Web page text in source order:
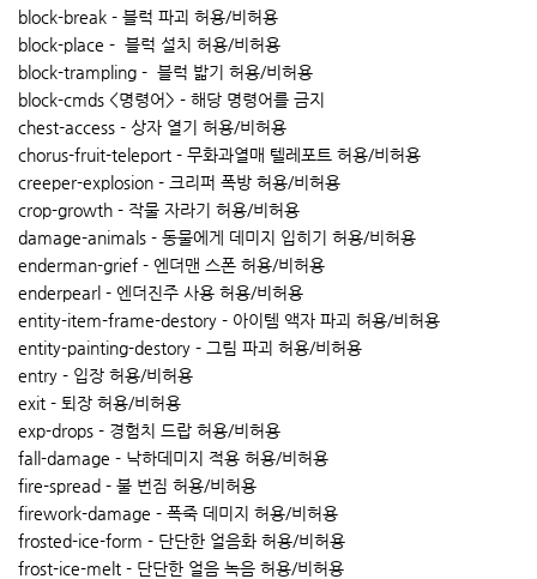
block-break - 블럭 파괴 허용/비허용
block-place - 블럭 설치 허용/비허용
block-trampling - 블럭 밟기 허용/비허용
block-cmds <명령어> - 해당 명령어를 금지
chest-access - 상자 열기 허용/비허용
chorus-fruit-teleport - 무화과열매 텔레포트 허용/비허용
creeper-explosion - 크리퍼 폭방 허용/비허용
crop-growth - 작물 자라기 허용/비허용
damage-animals - 동물에게 데미지 입히기 허용/비허용
enderman-grief - 엔더맨 스폰 허용/비허용
enderpearl - 엔더진주 사용 허용/비허용
entity-item-frame-destory - 아이템 액자 파괴 허용/비허용
entity-painting-destory - 그림 파괴 허용/비허용
entry - 입장 허용/비허용
exit - 퇴장 허용/비허용
exp-drops - 경험치 드랍 허용/비허용
fall-damage - 낙하데미지 적용 허용/비허용
fire-spread - 불 번짐 허용/비허용
firework-damage - 폭죽 데미지 허용/비허용
frosted-ice-form - 단단한 얼음화 허용/비허용
frost-ice-melt - 단단한 얼음 녹음 허용/비허용